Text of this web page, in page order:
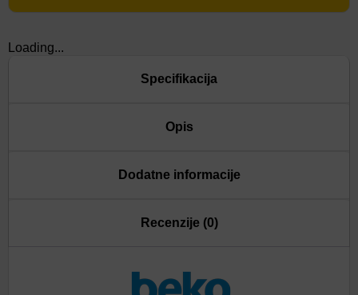
Loading...
Specifikacija
Opis
Dodatne informacije
Recenzije (0)